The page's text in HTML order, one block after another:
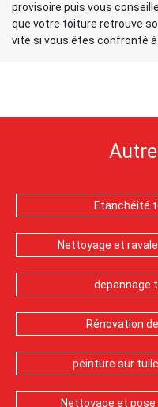
provisoire puis vous
que votre toiture retrouve
vite si vous êtes confronté à
Etanchéité
Nettoyage et
depannage
Rénovation
peinture sur
Nettoyage et